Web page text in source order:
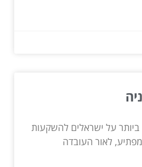
ביותר על ישראלים להשקעות
מפתיע, לאור העובדה